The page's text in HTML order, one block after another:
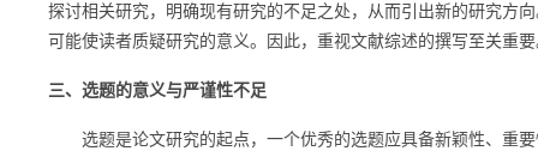
探讨相关研究，明确现有研究的不足之处，从而引出新的研究方
可能使读者质疑研究的意义。因此，重视文献综述的撰写至关重
三、选题的意义与严谨性不足
选题是论文研究的起点，一个优秀的选题应具备新颖性、重要